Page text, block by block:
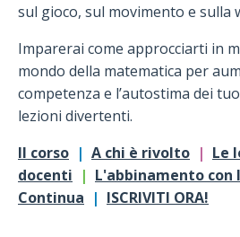
sul gioco, sul movimento e sulla
Imparerai come approcciarti in
mondo della matematica per
competenza e l’autostima dei
lezioni divertenti.
Il corso | A chi è rivolto | Le
docenti | L'abbinamento con
Continua | ISCRIVITI ORA!